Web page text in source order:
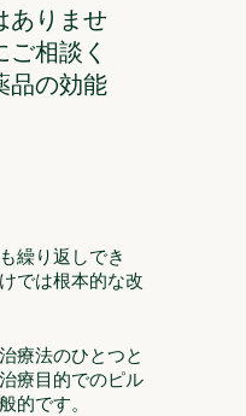
ありませ
相談く
品の効能
繰り返しでき
では根本的な改
療法のひとつと
療目的でのピル
的です。